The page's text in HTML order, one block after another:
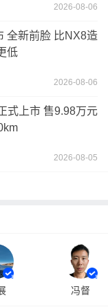
2026-08-06
全新前脸 比NX8造
低
2026-08-06
式上市 售9.98万元
2026-08-05
冯督